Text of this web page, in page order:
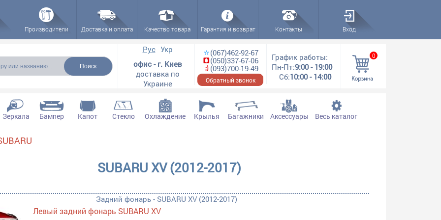
Производители Доставка и оплата Качество товара Гарантия и возврат Контакты Вход
Рус Укр
офис - г. Киев
доставка по
Украине
(067)462-92-67
(050)337-67-06
(093)700-19-49
Обратный звонок
График работы:
Пн-Пт:9:00 - 19:00
Сб:10:00 - 14:00
0
Зеркала Бампер Капот Стекло Охлаждение Крылья Багажники Аксессуары Весь каталог
filter
filter
filter
filter
SUBARU XV (2012-2017)
Задний фонарь - SUBARU XV (2012-2017)
Левый задний фонарь SUBARU XV